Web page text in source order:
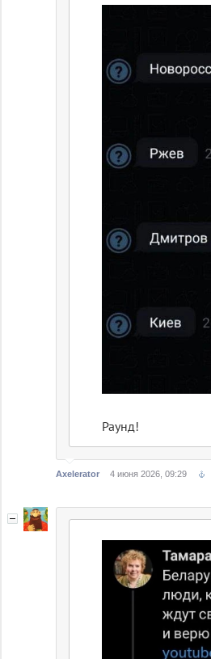
Раунд!
Axelerator 4 июня 2026, 09:29